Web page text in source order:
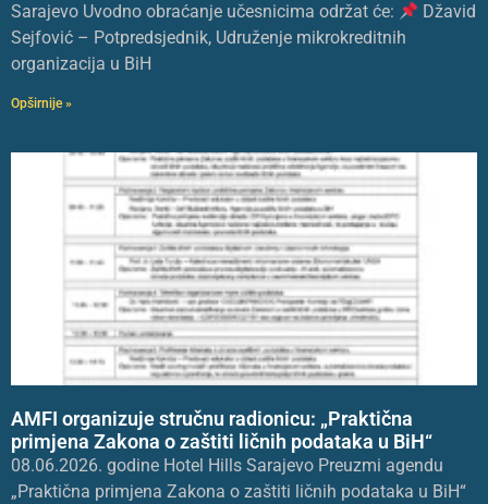
Sarajevo Uvodno obraćanje učesnicima održat će:
Džavid
Sejfović – Potpredsjednik, Udruženje mikrokreditnih
organizacija u BiH
Opširnije »
AMFI organizuje stručnu radionicu: „Praktična
primjena Zakona o zaštiti ličnih podataka u BiH“
08.06.2026. godine Hotel Hills Sarajevo Preuzmi agendu
„Praktična primjena Zakona o zaštiti ličnih podataka u BiH“